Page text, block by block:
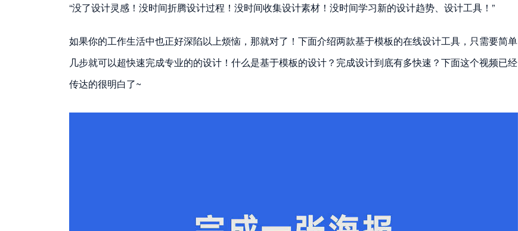
“没了设计灵感！没时间折腾设计过程！没时间收集设计素材！没时间学习新的设计趋势、设计工具！”
如果你的工作生活中也正好深陷以上烦恼，那就对了！下面介绍两款基于模板的在线设计工具，只需要简单
几步就可以超快速完成专业的的设计！什么是基于模板的设计？完成设计到底有多快速？下面这个视频已经
传达的很明白了~